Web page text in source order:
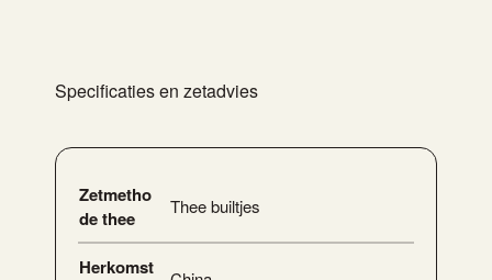
Specificaties en zetadvies
Zetmetho
de thee
Thee builtjes
Herkomst